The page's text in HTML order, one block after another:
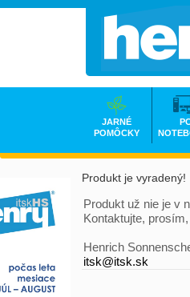
Produkt je vyradený!
Produkt už nie je v
Kontaktujte,
Henrich
itsk@itsk.sk
JARNÉ
POMÔCKY